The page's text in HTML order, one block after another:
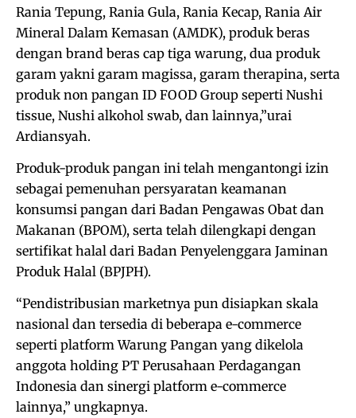
Rania Tepung, Rania Gula, Rania Kecap, Rania Air
Mineral Dalam Kemasan (AMDK), produk beras
dengan brand beras cap tiga warung, dua produk
garam yakni garam magissa, garam therapina, serta
produk non pangan ID FOOD Group seperti Nushi
tissue, Nushi alkohol swab, dan lainnya,”urai
Ardiansyah.
Produk-produk pangan ini telah mengantongi izin
sebagai pemenuhan persyaratan keamanan
konsumsi pangan dari Badan Pengawas Obat dan
Makanan (BPOM), serta telah dilengkapi dengan
sertifikat halal dari Badan Penyelenggara Jaminan
Produk Halal (BPJPH).
“Pendistribusian marketnya pun disiapkan skala
nasional dan tersedia di beberapa e-commerce
seperti platform Warung Pangan yang dikelola
anggota holding PT Perusahaan Perdagangan
Indonesia dan sinergi platform e-commerce
lainnya,” ungkapnya.